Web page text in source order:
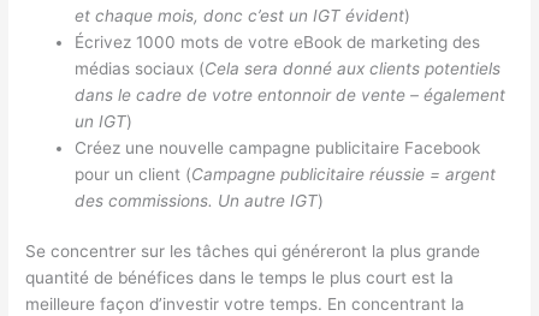
et chaque mois, donc c’est un IGT évident)
Écrivez 1000 mots de votre eBook de marketing des
médias sociaux (Cela sera donné aux clients potentiels
dans le cadre de votre entonnoir de vente – également
un IGT)
Créez une nouvelle campagne publicitaire Facebook
pour un client (Campagne publicitaire réussie = argent
des commissions. Un autre IGT)
Se concentrer sur les tâches qui généreront la plus grande
quantité de bénéfices dans le temps le plus court est la
meilleure façon d’investir votre temps. En concentrant la